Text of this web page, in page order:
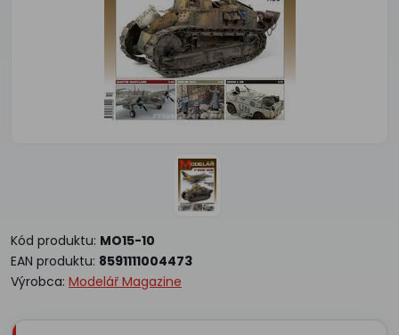
Kód produktu: MO15-10
EAN produktu: 8591111004473
Výrobca: Modelář Magazine